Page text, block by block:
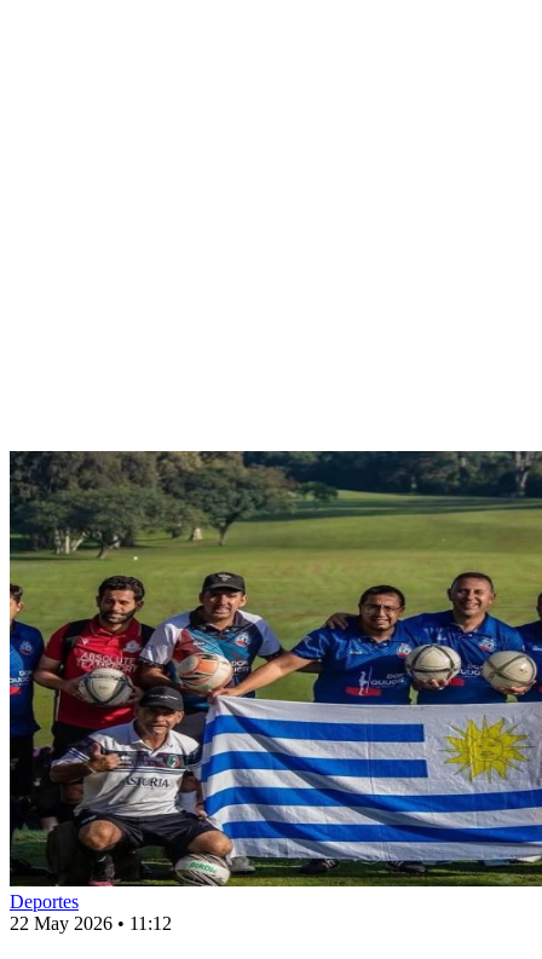
Deportes
22 May 2026 • 11:12